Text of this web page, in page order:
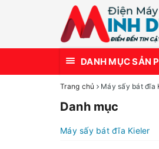
DANH MỤC SẢN
Trang chủ Máy sấy bát đĩa
Danh mục
Máy sấy bát đĩa Kieler